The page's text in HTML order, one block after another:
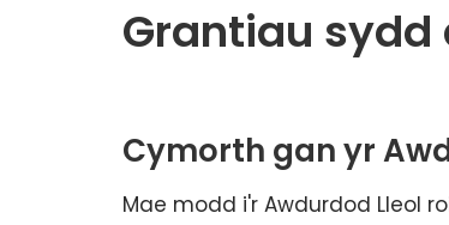
Grantiau sydd
Cymorth gan yr
Mae modd i'r Awdurdod Lleol